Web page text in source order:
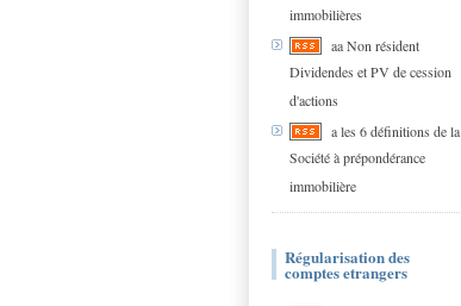
immobilières
aa Non résident
Dividendes et PV de cession
d'actions
a les 6 définitions de la
Société à prépondérance
immobilière
Régularisation des
comptes etrangers